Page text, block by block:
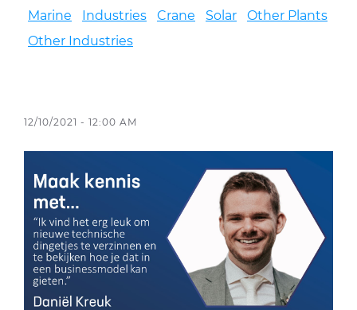
Duurzaamheid
Haspel retouren
DOWNLOADS
CONTACT
MEDIA
Marine
Industries Crane Solar
Other Plants
Other Industries
12/10/2021 - 12:00 AM